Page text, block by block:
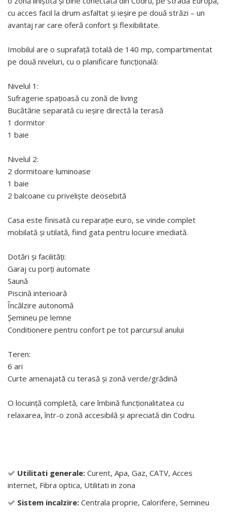
cu acces facil la drum asfaltat și ieșire pe două străzi – un
avantaj rar care oferă confort și flexibilitate.
Imobilul are o suprafață totală de 140 mp, compartimentat
pe două niveluri, cu o planificare funcțională:
Nivelul 1:
Sufragerie spațioasă cu zonă de living
Bucătărie separată cu ieșire directă la terasă
1 dormitor
1 baie
Nivelul 2:
2 dormitoare luminoase
1 baie
2 balcoane cu priveliște deosebită
Casa este finisată cu reparație euro, se vinde complet
mobilată și utilată, fiind gata pentru locuire imediată.
Dotări și facilități:
Garaj cu porți automate
Saună
Piscină interioară
Încălzire autonomă
Șemineu pe lemne
Conditionere pentru confort pe tot parcursul anului
Teren:
6 ari
Curte amenajată cu terasă și zonă verde/grădină
O locuință completă, care îmbină funcționalitatea cu
relaxarea, într-o zonă accesibilă și apreciată din Codru.
Utilitati generale: Curent, Apa, Gaz, CATV, Acces
internet, Fibra optica, Utilitati in zona
Sistem incalzire: Centrala proprie, Calorifere, Semineu